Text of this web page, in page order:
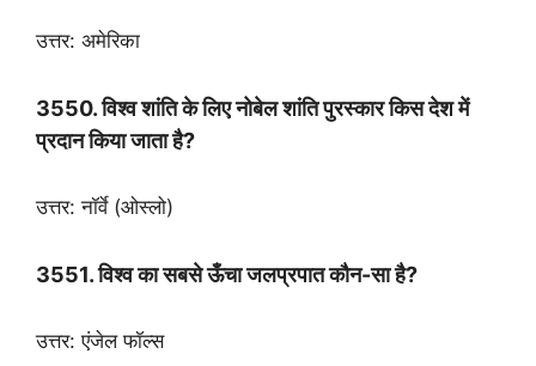
उत्तर: अमेरिका
3550. विश्व शांति के लिए नोबेल शांति पुरस्कार किस देश में
प्रदान किया जाता है?
उत्तर: नॉर्वे (ओस्लो)
3551. विश्व का सबसे ऊँचा जलप्रपात कौन-सा है?
उत्तर: एंजेल फॉल्स